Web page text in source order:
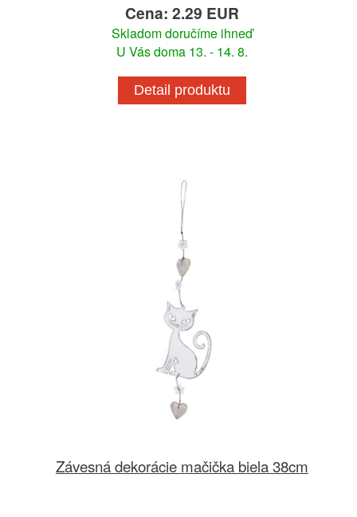
Cena: 2.29 EUR
Skladom doručíme ihneď
U Vás doma 13. - 14. 8.
Detail produktu
Závesná dekorácie mačička biela 38cm